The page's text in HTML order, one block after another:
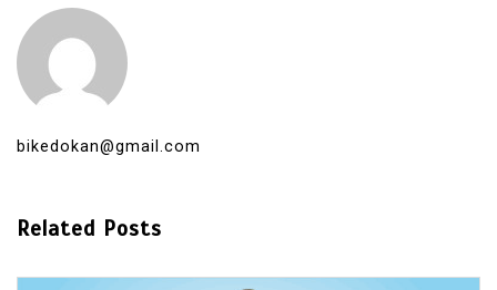
bikedokan@gmail.com
Related Posts